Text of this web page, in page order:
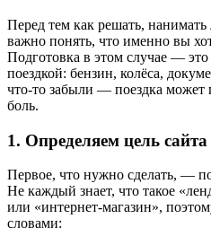
Перед тем как решать,
важно понять, что именно вы
Подготовка в этом случае —
поездкой: бензин, колёса,
что-то забыли — поездка может
боль.
1. Определяем цель сайта
Первое, что нужно сделать, —
Не каждый знает, что такое
или «интернет-магазин»,
словами: